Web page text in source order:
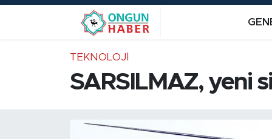
TEKNOLOJI
SARSILMAZ, yeni
Trafik Durumu
TFF 2.Lig Kırmızı Grup Puan Durumu ve Fikstür